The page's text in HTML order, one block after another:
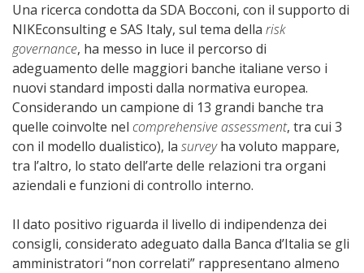
Una ricerca condotta da SDA Bocconi, con il supporto di
NIKEconsulting e SAS Italy, sul tema della risk
governance, ha messo in luce il percorso di
adeguamento delle maggiori banche italiane verso i
nuovi standard imposti dalla normativa europea.
Considerando un campione di 13 grandi banche tra
quelle coinvolte nel comprehensive assessment, tra cui 3
con il modello dualistico), la surveyha voluto mappare,
tra l’altro, lo stato dell’arte delle relazioni tra organi
aziendali e funzioni di controllo interno.
Il dato positivo riguarda il livello di indipendenza dei
consigli, considerato adeguato dalla Banca d’Italia se gli
amministratori “non correlati” rappresentano almeno